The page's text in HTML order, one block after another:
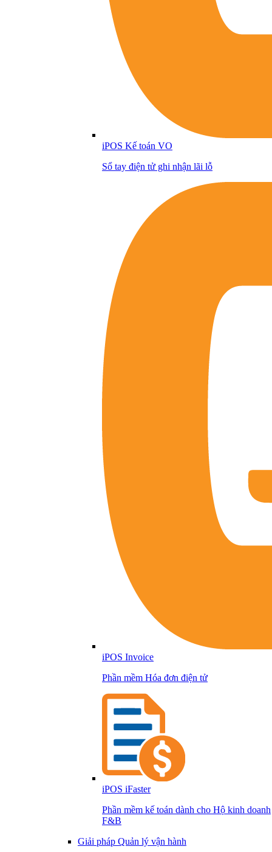
iPOS Kế toán VO
Sổ tay điện tử ghi nhận lãi lỗ
iPOS Invoice
Phần mềm Hóa đơn điện tử
iPOS iFaster
Phần mềm kế toán dành cho Hộ kinh doanh
F&B
Giải pháp Quản lý vận hành